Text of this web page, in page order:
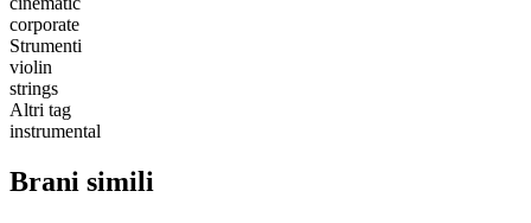
corporate
Strumenti
violin
strings
Altri tag
instrumental
Brani simili